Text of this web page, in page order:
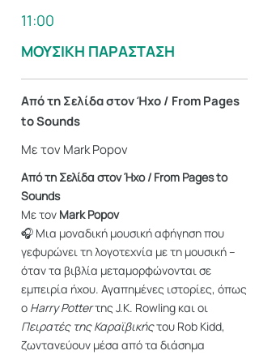
11:00
ΜΟΥΣΙΚΗ ΠΑΡΑΣΤΑΣΗ
Από τη Σελίδα στον Ήχο / From Pages
to Sounds
Με τον Mark Popov
Από τη Σελίδα στον Ήχο / From Pages to
Sounds
Με τον Mark Popov
🎧 Μια μοναδική μουσική αφήγηση που
γεφυρώνει τη λογοτεχνία με τη μουσική –
όταν τα βιβλία μεταμορφώνονται σε
εμπειρία ήχου. Αγαπημένες ιστορίες, όπως
ο Harry Potterτης J.K. Rowling και οι
Πειρατές της Καραϊβικήςτου Rob Kidd,
ζωντανεύουν μέσα από τα διάσημα